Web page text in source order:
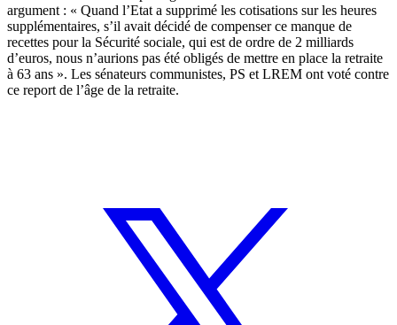
argument : « Quand l’Etat a supprimé les cotisations sur les heures
supplémentaires, s’il avait décidé de compenser ce manque de
recettes pour la Sécurité sociale, qui est de ordre de 2 milliards
d’euros, nous n’aurions pas été obligés de mettre en place la retraite
à 63 ans ». Les sénateurs communistes, PS et LREM ont voté contre
ce report de l’âge de la retraite.